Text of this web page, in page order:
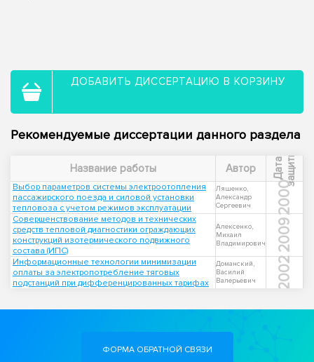
ДОБАВИТЬ ДИССЕРТАЦИЮ В КОРЗИНУ
Рекомендуемые диссертации данного раздела
Название работы Автор Д
а
т
а
з
а
щ
и
т ы
Выбор параметров системы электроотопления
пассажирского поезда и силовой установки
тепловоза с учетом режимов эксплуатации
Ляшенко,
Александр
Сергеевич
2000
Совершенствование методов и технических
средств тепловой диагностики ограждающих
конструкций изотермического подвижного
состава (ИПС)
Алексенко,
Михаил
Владимирович
2009
Информационные технологии минимизации
оплаты за электропотребление тяговых
подстанций при дифференцированных тарифах
Доманский,
Василий
Валерьевич
2002
ФОРМА ОБРАТНОЙ СВЯЗИ